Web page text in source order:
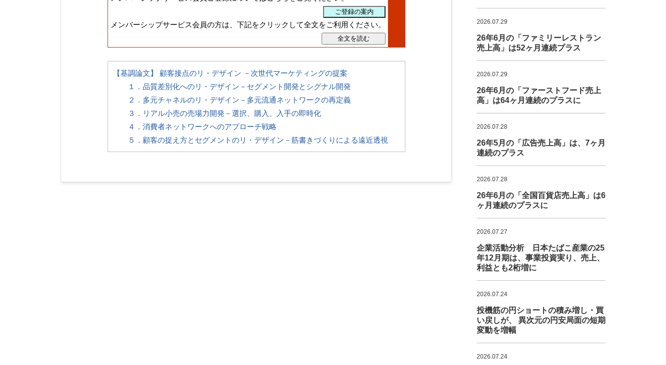
メンバーシップサービス会員の方は、下記をクリックして全文をご利用ください。
【基調論文】 顧客接点のリ・デザイン －次世代マーケティングの提案
１．品質差別化へのリ・デザイン－セグメント開発とシグナル開発
２．多元チャネルのリ・デザイン－多元流通ネットワークの再定義
３．リアル小売の売場力開発－選択、購入、入手の即時化
４．消費者ネットワークへのアプローチ戦略
５．顧客の捉え方とセグメントのリ・デザイン－筋書きづくりによる遠近透視
2026.07.29
26年6月の「ファミリーレストラン
売上高」は52ヶ月連続プラス
2026.07.29
26年6月の「ファーストフード売上
高」は64ヶ月連続のプラスに
2026.07.28
26年5月の「広告売上高」は、7ヶ月
連続のプラス
2026.07.28
26年6月の「全国百貨店売上高」は6
ヶ月連続のプラスに
2026.07.27
企業活動分析 日本たばこ産業の25
年12月期は、事業投資実り、売上、
利益とも2桁増に
2026.07.24
投機筋の円ショートの積み増し・買
い戻しが、 異次元の円安局面の短期
変動を増幅
2026.07.24